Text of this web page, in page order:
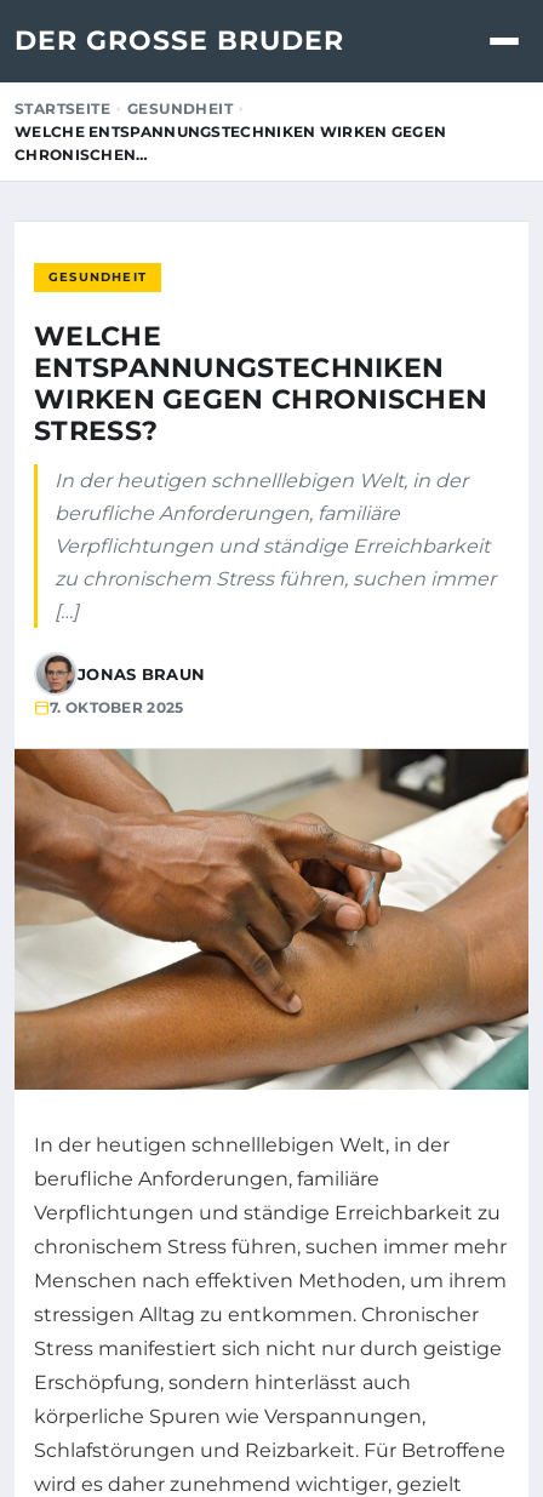
DER GROSSE BRUDER
STARTSEITE
GESUNDHEIT
WELCHE ENTSPANNUNGSTECHNIKEN WIRKEN GEGEN
CHRONISCHEN…
GESUNDHEIT
WELCHE
ENTSPANNUNGSTECHNIKEN
WIRKEN GEGEN CHRONISCHEN
STRESS?
In der heutigen schnelllebigen Welt, in der
berufliche Anforderungen, familiäre
Verpflichtungen und ständige Erreichbarkeit
zu chronischem Stress führen, suchen immer
[…]
JONAS BRAUN
7. OKTOBER 2025
In der heutigen schnelllebigen Welt, in der
berufliche Anforderungen, familiäre
Verpflichtungen und ständige Erreichbarkeit zu
chronischem Stress führen, suchen immer mehr
Menschen nach effektiven Methoden, um ihrem
stressigen Alltag zu entkommen. Chronischer
Stress manifestiert sich nicht nur durch geistige
Erschöpfung, sondern hinterlässt auch
körperliche Spuren wie Verspannungen,
Schlafstörungen und Reizbarkeit. Für Betroffene
wird es daher zunehmend wichtiger, gezielt